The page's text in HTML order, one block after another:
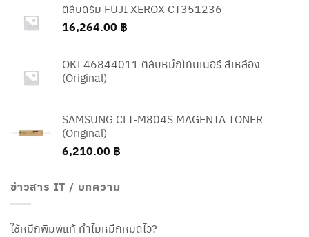
ตลับดรัม FUJI XEROX CT351236
16,264.00 ฿
OKI 46844011 ตลับหมึกโทนเนอร์ สีเหลือง
(Original)
SAMSUNG CLT-M804S MAGENTA TONER
(Original)
6,210.00 ฿
ข่าวสาร IT / บทความ
ใช้หมึกพิมพ์แท้ ทำไมหมึกหมดไว?